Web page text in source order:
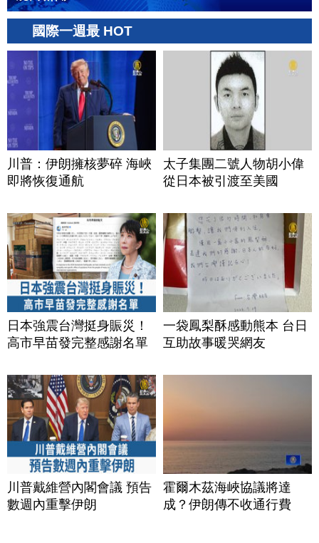
國際一週最 HOT
川普：伊朗擁核夢碎 海峽
即將恢復通航
太子集團二號人物胡小偉
從日本被引渡至美國
日本強震台灣挺身賑災！
高市早苗發完整感謝名單
一袋鳳梨酥感動熊本 台日
互助故事暖哭網友
川普戴維營內閣會議 預告
數週內重擊伊朗
霍爾木茲海峽協議將達
成？伊朗傳不收通行費